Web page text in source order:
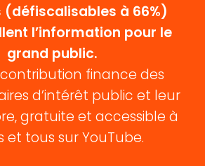
(défiscalisables à 66%)
l’information pour le
grand public.
finance des
d’intérêt public et leur
gratuite et accessible à
et tous sur YouTube.